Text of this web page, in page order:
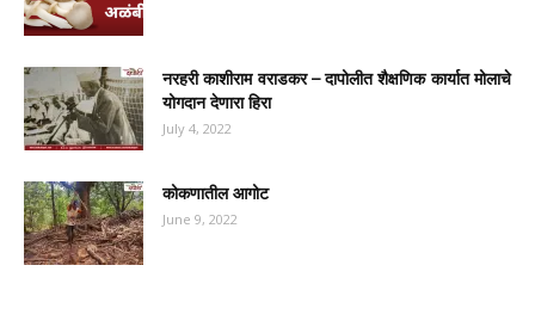
नरहरी काशीराम वराडकर – दापोलीत शैक्षणिक कार्यात मोलाचे
योगदान देणारा हिरा
July 4, 2022
कोकणातील आगोट
June 9, 2022